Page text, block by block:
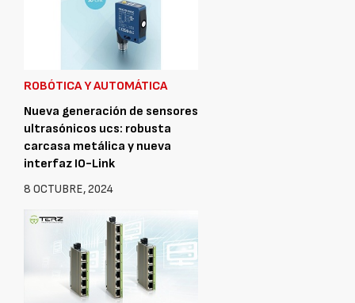
ROBÓTICA Y AUTOMÁTICA
Nueva generación de sensores
ultrasónicos ucs: robusta
carcasa metálica y nueva
interfaz IO-Link
8 OCTUBRE, 2024